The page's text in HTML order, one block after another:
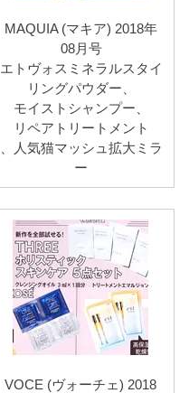
MAQUIA (マキア) 2018年
08月号
エトヴォスミネラルスタイ
リングパウダー、
モイストシャンプー、
リペアトリートメント
、人気猫マッシュ拡大ミラ
ー
VOCE (ヴォーチェ) 2018